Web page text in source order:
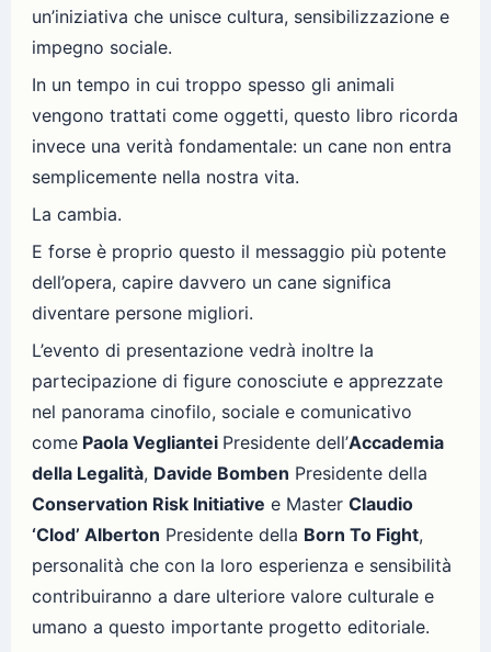
un’iniziativa che unisce cultura, sensibilizzazione e
impegno sociale.
In un tempo in cui troppo spesso gli animali
vengono trattati come oggetti, questo libro ricorda
invece una verità fondamentale: un cane non entra
semplicemente nella nostra vita.
La cambia.
E forse è proprio questo il messaggio più potente
dell’opera, capire davvero un cane significa
diventare persone migliori.
L’evento di presentazione vedrà inoltre la
partecipazione di figure conosciute e apprezzate
nel panorama cinofilo, sociale e comunicativo
come Paola Vegliantei Presidente dell’Accademia
della Legalità, Davide Bomben Presidente della
Conservation Risk Initiative e Master Claudio
‘Clod’ Alberton Presidente della Born To Fight,
personalità che con la loro esperienza e sensibilità
contribuiranno a dare ulteriore valore culturale e
umano a questo importante progetto editoriale.